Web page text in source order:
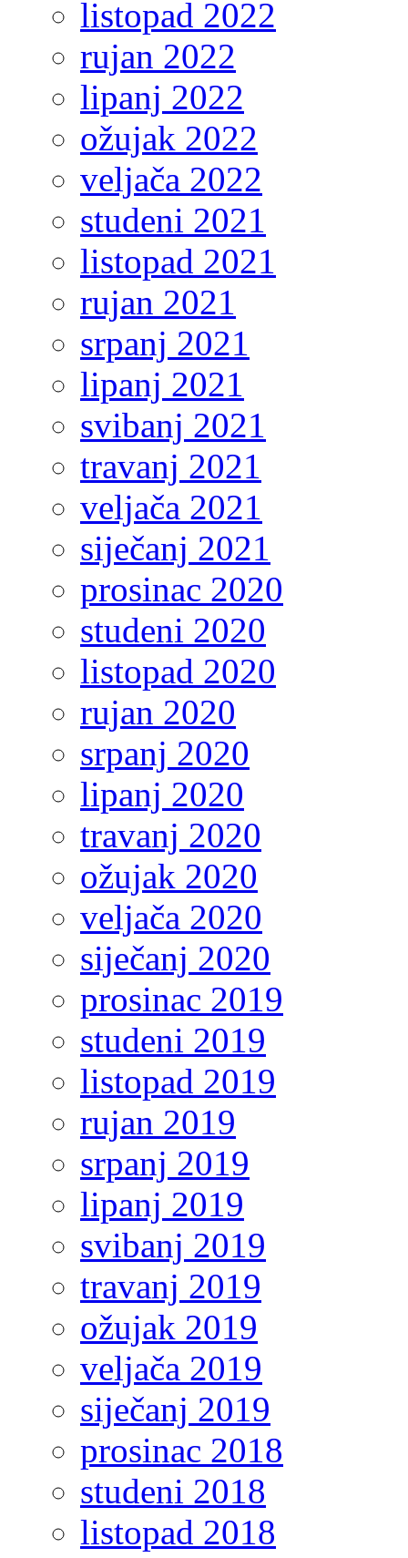
listopad 2022
rujan 2022
lipanj 2022
ožujak 2022
veljača 2022
studeni 2021
listopad 2021
rujan 2021
srpanj 2021
lipanj 2021
svibanj 2021
travanj 2021
veljača 2021
siječanj 2021
prosinac 2020
studeni 2020
listopad 2020
rujan 2020
srpanj 2020
lipanj 2020
travanj 2020
ožujak 2020
veljača 2020
siječanj 2020
prosinac 2019
studeni 2019
listopad 2019
rujan 2019
srpanj 2019
lipanj 2019
svibanj 2019
travanj 2019
ožujak 2019
veljača 2019
siječanj 2019
prosinac 2018
studeni 2018
listopad 2018